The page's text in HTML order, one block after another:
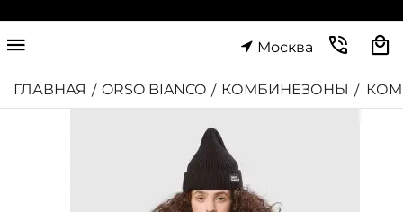
Москва
ГЛАВНАЯ / ORSO BIANCO / КОМБИНЕЗОНЫ /